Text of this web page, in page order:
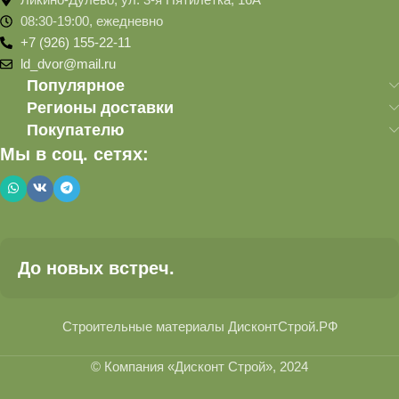
08:30-19:00, ежедневно
+7 (926) 155-22-11
ld_dvor@mail.ru
Популярное
Регионы доставки
Покупателю
Мы в соц. сетях:
До новых встреч.
Строительные материалы ДисконтСтрой.РФ
© Компания «Дисконт Строй», 2024